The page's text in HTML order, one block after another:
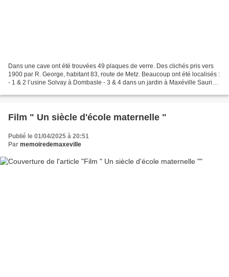
Dans une cave ont été trouvées 49 plaques de verre. Des clichés pris vers
1900 par R. George, habitant 83, route de Metz. Beaucoup ont été localisés :
- 1 & 2 l’usine Solvay à Dombasle - 3 & 4 dans un jardin à Maxéville Sauriez-
Film " Un siècle d'école maternelle "
Publié le 01/04/2025 à 20:51
Par memoiredemaxeville